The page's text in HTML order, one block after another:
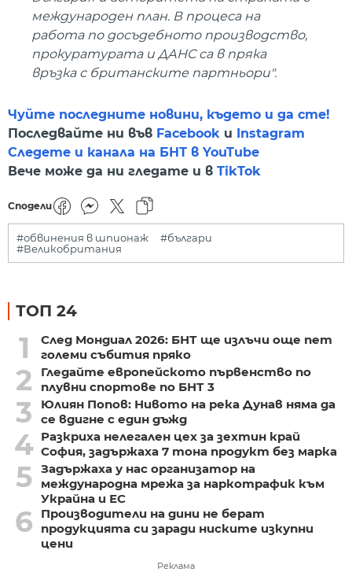
международен план. В процеса на
работа по досъдебното производство,
прокуратурата и ДАНС са в пряка
връзка с британските партньори".
Чуйте последните новини, където и да сте!
Последвайте ни във Facebook и Instagram
Следете и канала на БНТ в YouTube
Вече може да ни гледате и в TikTok
Сподели
#обвинения в шпионаж
#българи
#Великобритания
ТОП 24
1
След Мондиал 2026: БНТ ще излъчи още пет
големи събития пряко
2
Гледайте европейското първенство по
плувни спортове по БНТ 3
3
Юлиян Попов: Нивото на река Дунав няма да
се вдигне с един дъжд
4 Разкриха нелегален цех за зехтин край
София, задържаха 7 тона продукт без марка
5 Задържаха у нас организатор на
международна мрежа за наркотрафик към
Украйна и ЕС
6
Производители на дини не берат
продукцията си заради ниските изкупни
цени
Реклама